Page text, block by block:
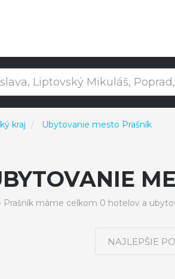
kraj Ubytovanie mesto Prašník
máme celkom 0 hotelov a
NAJLEPŠIE